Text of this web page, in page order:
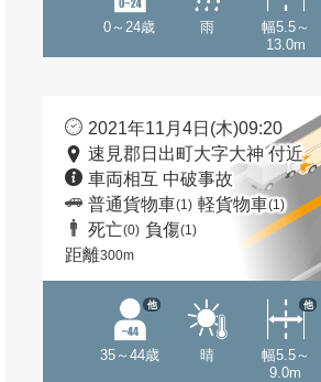
0～24歳 雨
幅5.5～
13.0m
2021年11月4日(木)09:20
速見郡日出町大字大神 付近
車両相互 中破事故
普通貨物車(1) 軽貨物車(1)
死亡(0) 負傷(1)
距離300m
35～44歳
他
晴
幅5.5～
9.0m
他